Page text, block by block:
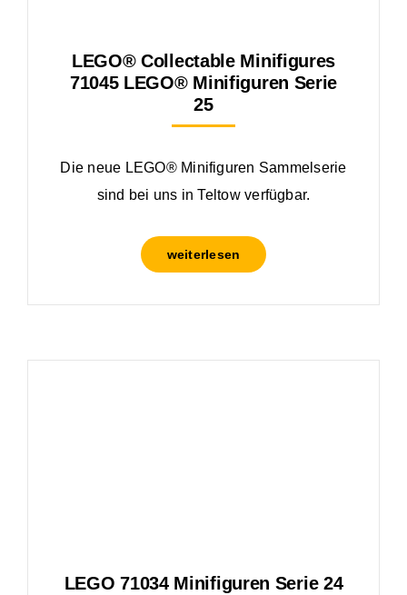
LEGO® Collectable Minifigures
71045 LEGO® Minifiguren Serie
25
Die neue LEGO® Minifiguren Sammelserie
sind bei uns in Teltow verfügbar.
weiterlesen
LEGO 71034 Minifiguren Serie 24